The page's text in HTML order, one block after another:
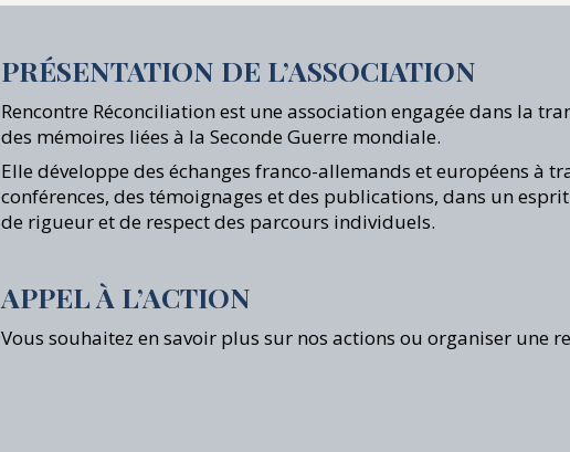
PRÉSENTATION DE L’ASSOCIATION
Rencontre Réconciliation est une association engagée dans la
des mémoires liées à la Seconde Guerre mondiale.
Elle développe des échanges franco-allemands et européens à
conférences, des témoignages et des publications, dans un esprit
de rigueur et de respect des parcours individuels.
APPEL À L’ACTION
Vous souhaitez en savoir plus sur nos actions ou organiser une